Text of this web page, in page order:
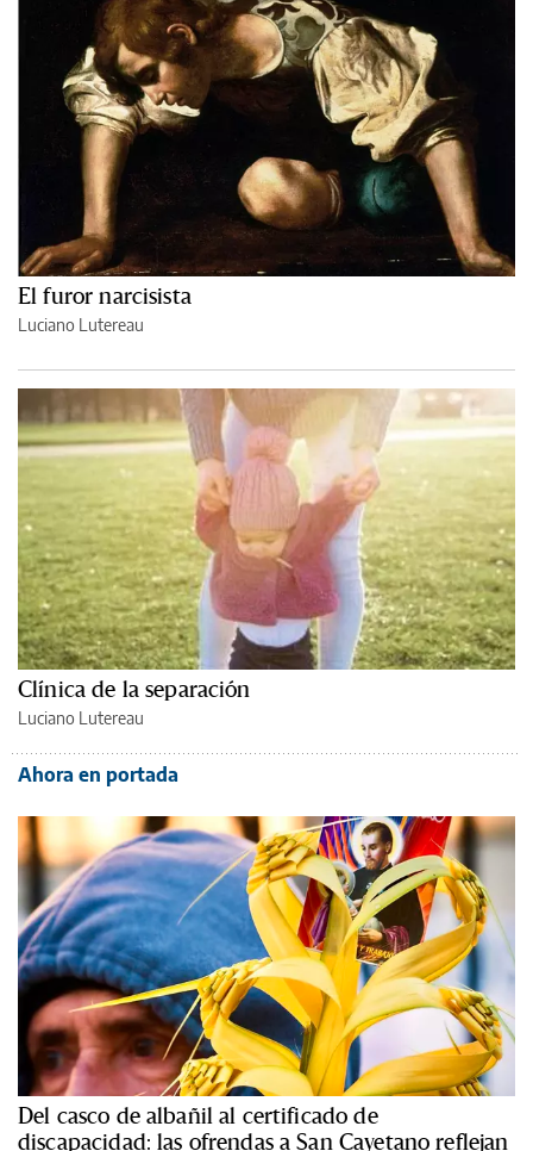
El furor narcisista
Luciano Lutereau
Clínica de la separación
Luciano Lutereau
Ahora en portada
Del casco de albañil al certificado de
discapacidad: las ofrendas a San Cayetano reflejan